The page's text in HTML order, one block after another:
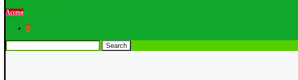
Acceso
0
Search